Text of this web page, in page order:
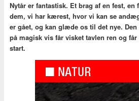
Nytår er fantastisk. Et brag af en fest, en
dem, vi har kærest, hvor vi kan se
er gået, og kan glæde os til det nye. Den
på magisk vis får visket tavlen ren og
start.